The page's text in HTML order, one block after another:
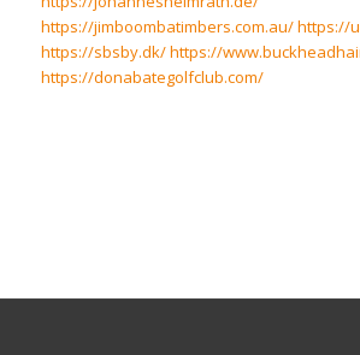
https://jimboombatimbers.com.au/https://
https://sbsby.dk/https://
https://donabategolfclub.com/